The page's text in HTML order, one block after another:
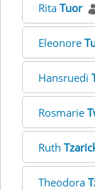
Rita Tuor
Eleonore
Hansruedi
Rosmarie
Ruth
Theodora